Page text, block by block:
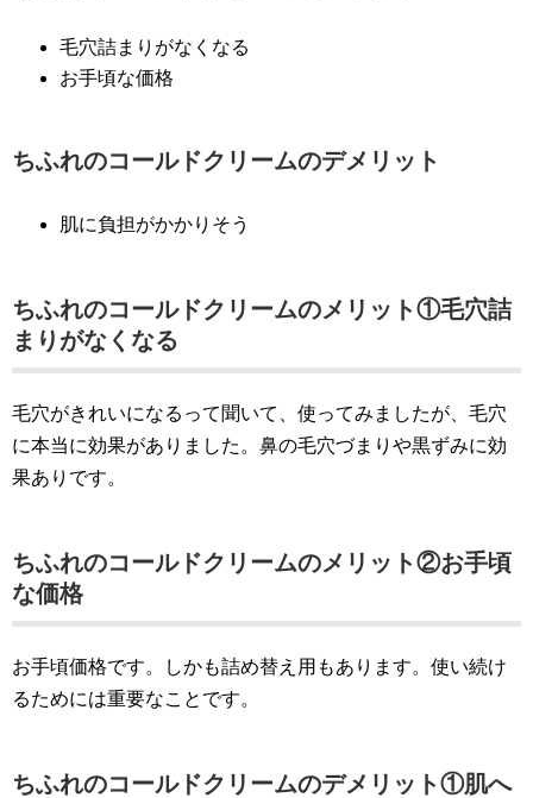
毛穴詰まりがなくなる
お手頃な価格
ちふれのコールドクリームのデメリット
肌に負担がかかりそう
ちふれのコールドクリームのメリット①毛穴詰
まりがなくなる
毛穴がきれいになるって聞いて、使ってみましたが、毛穴
に本当に効果がありました。鼻の毛穴づまりや黒ずみに効
果ありです。
ちふれのコールドクリームのメリット②お手頃
な価格
お手頃価格です。しかも詰め替え用もあります。使い続け
るためには重要なことです。
ちふれのコールドクリームのデメリット①肌へ